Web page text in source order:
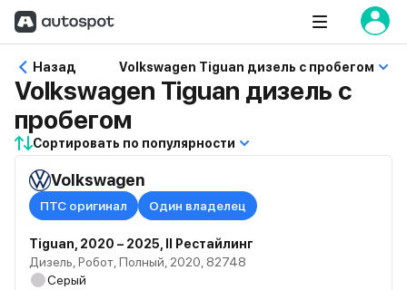
Назад Volkswagen Tiguan дизель с пробегом
Volkswagen Tiguan дизель с
пробегом
Сортировать по популярности
Volkswagen
ПТС оригинал Один владелец
Tiguan, 2020 – 2025, II Рестайлинг
Дизель, Робот, Полный, 2020, 82748
Серый